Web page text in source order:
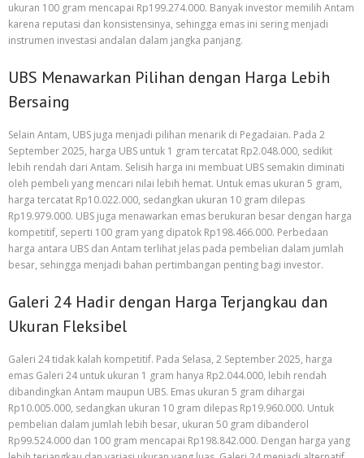
ukuran 100 gram mencapai Rp199.274.000. Banyak investor memilih Antam
karena reputasi dan konsistensinya, sehingga emas ini sering menjadi
instrumen investasi andalan dalam jangka panjang.
UBS Menawarkan Pilihan dengan Harga Lebih
Bersaing
Selain Antam, UBS juga menjadi pilihan menarik di Pegadaian. Pada 2
September 2025, harga UBS untuk 1 gram tercatat Rp2.048.000, sedikit
lebih rendah dari Antam. Selisih harga ini membuat UBS semakin diminati
oleh pembeli yang mencari nilai lebih hemat. Untuk emas ukuran 5 gram,
harga tercatat Rp10.022.000, sedangkan ukuran 10 gram dilepas
Rp19.979.000. UBS juga menawarkan emas berukuran besar dengan harga
kompetitif, seperti 100 gram yang dipatok Rp198.466.000. Perbedaan
harga antara UBS dan Antam terlihat jelas pada pembelian dalam jumlah
besar, sehingga menjadi bahan pertimbangan penting bagi investor.
Galeri 24 Hadir dengan Harga Terjangkau dan
Ukuran Fleksibel
Galeri 24 tidak kalah kompetitif. Pada Selasa, 2 September 2025, harga
emas Galeri 24 untuk ukuran 1 gram hanya Rp2.044.000, lebih rendah
dibandingkan Antam maupun UBS. Emas ukuran 5 gram dihargai
Rp10.005.000, sedangkan ukuran 10 gram dilepas Rp19.960.000. Untuk
pembelian dalam jumlah lebih besar, ukuran 50 gram dibanderol
Rp99.524.000 dan 100 gram mencapai Rp198.842.000. Dengan harga yang